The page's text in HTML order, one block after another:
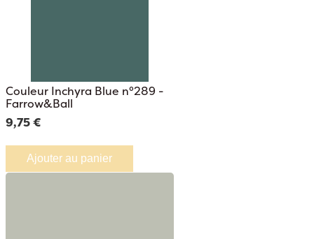
Couleur Inchyra Blue n°289 -
Farrow&Ball
9,75 €
Ajouter au panier